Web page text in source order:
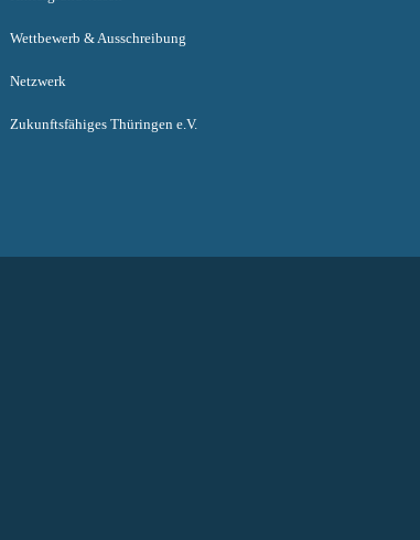
Wettbewerb & Ausschreibung
Netzwerk
Zukunftsfähiges Thüringen e.V.